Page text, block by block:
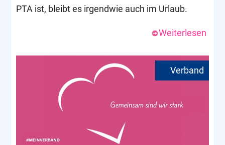
PTA ist, bleibt es irgendwie auch im Urlaub.
Weiterlesen